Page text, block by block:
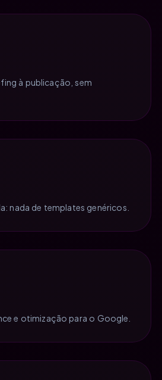
à publicação, sem
nada de templates genéricos.
e otimização para o Google.